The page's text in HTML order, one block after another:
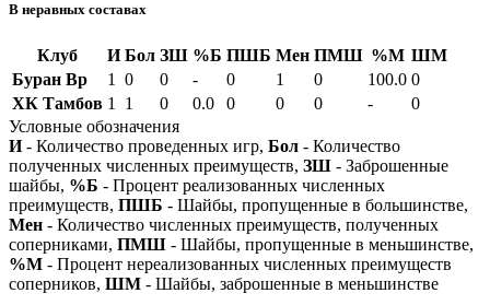
В неравных составах
Клуб И Бол ЗШ %Б ПШБ Мен ПМШ %М ШМ
Буран Вр
1 0 0 - 0 1 0 100.0 0
ХК Тамбов 1 1 0 0.0 0 0 0 -
0
Условные обозначения
И- Количество проведенных игр, Бол - Количество
полученных численных преимуществ, ЗШ - Заброшенные
шайбы, %Б - Процент реализованных численных
преимуществ, ПШБ - Шайбы, пропущенные в большинстве,
Мен - Количество численных преимуществ, полученных
соперниками, ПМШ - Шайбы, пропущенные в меньшинстве,
%М - Процент нереализованных численных преимуществ
соперников, ШМ - Шайбы, заброшенные в меньшинстве